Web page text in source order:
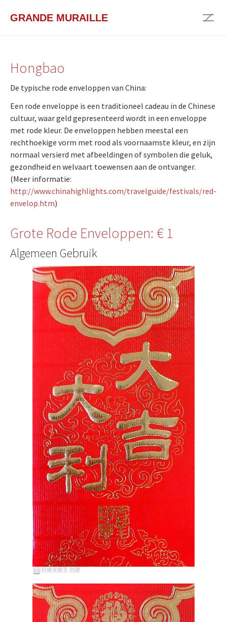
naarGRANDE MURAILLE
Hongbao
De typische rode enveloppen van China:
Een rode enveloppe is een traditioneel cadeau in de Chinese
cultuur, waar geld gepresenteerd wordt in een enveloppe
met rode kleur. De enveloppen hebben meestal een
rechthoekige vorm met rood als voornaamste kleur, en zijn
normaal versierd met afbeeldingen of symbolen die geluk,
gezondheid en welvaart toewensen aan de ontvanger.
(Meer informatie:
http://www.chinahighlights.com/travelguide/festivals/red-
envelop.htm)
Grote Rode Enveloppen: € 1
Algemeen Gebruik